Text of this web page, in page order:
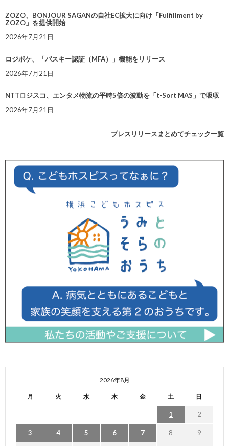
ZOZO、BONJOUR SAGANの自社EC拡大に向け「Fulfillment by
ZOZO」を提供開始
2026年7月21日
ロジポケ、「パスキー認証（MFA）」機能をリリース
2026年7月21日
NTTロジスコ、エンタメ物流の平時5倍の波動を「t-Sort MAS」で吸収
2026年7月21日
プレスリリースまとめてチェック一覧
2026年8月
月 火 水 木 金 土 日
1 2
3 4 5 6 7 8 9